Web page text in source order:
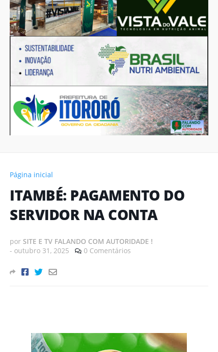
Página inicial
ITAMBÉ: PAGAMENTO DO
SERVIDOR NA CONTA
por SITE E TV FALANDO COM AUTORIDADE !
- outubro 31, 2025 0 Comentários